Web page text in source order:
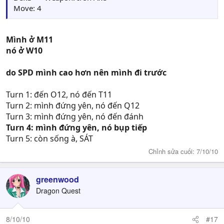
Move: 4
Mình ở M11
nó ở W10
do SPD mình cao hơn nên mình đi trước
Turn 1: đến O12, nó đến T11
Turn 2: mình đứng yên, nó đến Q12
Turn 3: mình đứng yên, nó đến đánh
Turn 4: mình đứng yên, nó bụp tiếp
Turn 5: còn sống à, SÁT
Chỉnh sửa cuối: 7/10/10
greenwood
Dragon Quest
8/10/10 #17